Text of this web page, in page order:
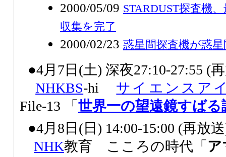
2000/05/09 STARDUST探査機
収集を完了
2000/02/23 惑星間探査機が惑
●4月7日(土) 深夜27:10-27:55 (
NHKBS-hi サイエンスア
File-13 「 世界一の望遠鏡すばる
●4月8日(日) 14:00-15:00 (再放
NHK教育 こころの時代「 ア